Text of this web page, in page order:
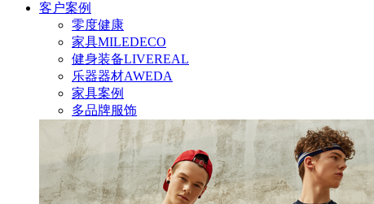
客户案例
零度健康
家具MILEDECO
健身装备LIVEREAL
乐器器材AWEDA
家具案例
多品牌服饰